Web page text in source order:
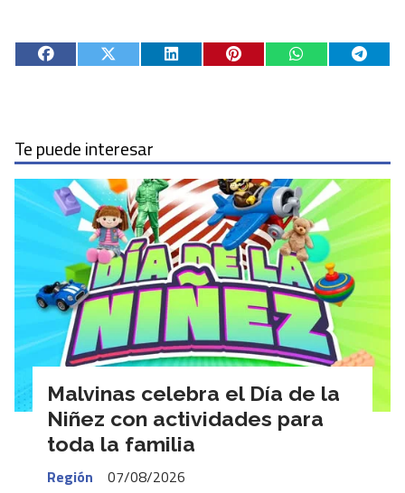
Te puede interesar
Malvinas celebra el Día de la
Niñez con actividades para
toda la familia
Región
07/08/2026